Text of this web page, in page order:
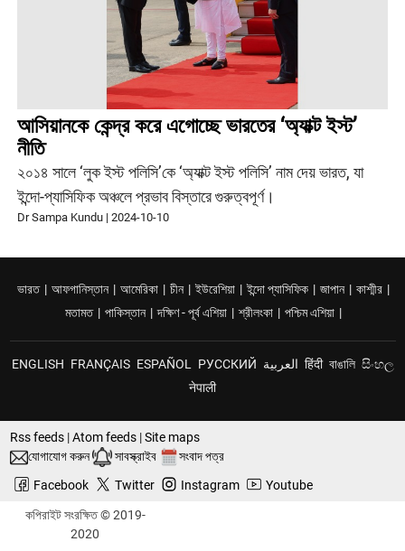
আসিয়ানকে কেন্দ্র করে এগোচ্ছে ভারতের ‘অ্যাক্ট ইস্ট’
নীতি
২০১৪ সালে ‘লুক ইস্ট পলিসি’কে ‘অ্যাক্ট ইস্ট পলিসি’ নাম দেয় ভারত, যা
ইন্দো-প্যাসিফিক অঞ্চলে প্রভাব বিস্তারে গুরুত্বপূর্ণ।
Dr Sampa Kundu |2024-10-10
ভারত | আফগানিস্তান | আমেরিকা | চীন | ইউরেশিয়া | ইন্দো প্যাসিফিক | জাপান | কাশ্মীর |
মতামত | পাকিস্তান | দক্ষিণ - পূর্ব এশিয়া | শ্রীলংকা | পশ্চিম এশিয়া |
ENGLISH FRANÇAIS ESPAÑOL РУССКИЙ العربية हिंदी বাঙালি සිංහල
नेपाली
Rss feeds|Atom feeds|Site maps
যোগাযোগ করুন
সাবস্ক্রাইব
সংবাদ পত্র
Facebook
Twitter Instagram Youtube
কপিরাইট সংরক্ষিত © 2019-
2020